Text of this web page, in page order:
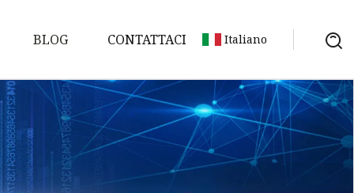
BLOG CONTATTACI Italiano